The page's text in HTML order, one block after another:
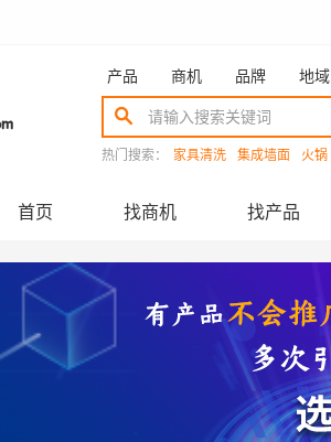
产品 商机 品牌 地域
热门搜索： 家具清洗 集成墙面 火锅
首页 找商机 找产品